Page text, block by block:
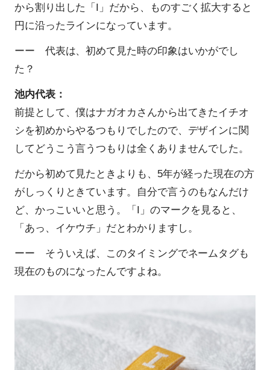
から割り出した「I」だから、ものすごく拡大すると
円に沿ったラインになっています。
ーー 代表は、初めて見た時の印象はいかがでし
た？
池内代表：
前提として、僕はナガオカさんから出てきたイチオ
シを初めからやるつもりでしたので、デザインに関
してどうこう言うつもりは全くありませんでした。
だから初めて見たときよりも、5年が経った現在の方
がしっくりときています。自分で言うのもなんだけ
ど、かっこいいと思う。「I」のマークを見ると、
「あっ、イケウチ」だとわかりますし。
ーー そういえば、このタイミングでネームタグも
現在のものになったんですよね。